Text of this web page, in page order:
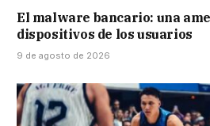
El malware bancario: una
dispositivos de los usuarios
9 de agosto de 2026